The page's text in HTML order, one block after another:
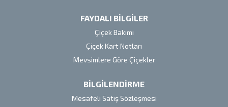
FAYDALI BİLGİLER
Çiçek Bakımı
Çiçek Kart Notları
Mevsimlere Göre Çiçekler
BİLGİLENDİRME
Mesafeli Satış Sözleşmesi